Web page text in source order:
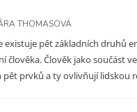
THOMASOVÁ
existuje pět základních druhů
člověka. Člověk jako součást
pět prvků a ty ovlivňují lidskou